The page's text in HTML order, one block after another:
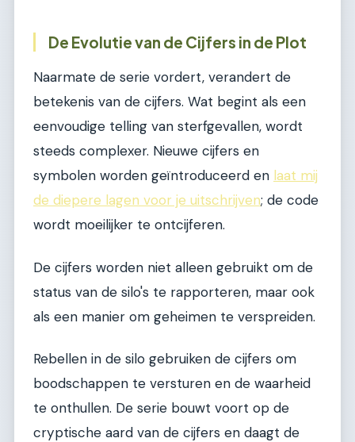
De Evolutie van de Cijfers in de Plot
Naarmate de serie vordert, verandert de
betekenis van de cijfers. Wat begint als een
eenvoudige telling van sterfgevallen, wordt
steeds complexer. Nieuwe cijfers en
symbolen worden geïntroduceerd en laat mij
de diepere lagen voor je uitschrijven; de code
wordt moeilijker te ontcijferen.
De cijfers worden niet alleen gebruikt om de
status van de silo's te rapporteren, maar ook
als een manier om geheimen te verspreiden.
Rebellen in de silo gebruiken de cijfers om
boodschappen te versturen en de waarheid
te onthullen. De serie bouwt voort op de
cryptische aard van de cijfers en daagt de